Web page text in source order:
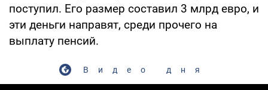
поступил. Его размер составил 3 млрд евро, и
эти деньги направят, среди прочего на
выплату пенсий.
Видео дня